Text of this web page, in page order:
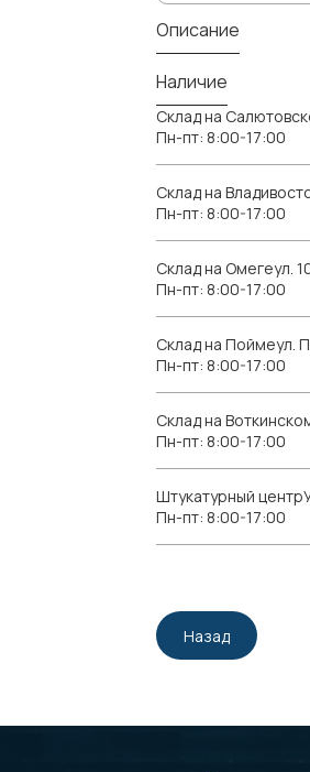
Описание
Наличие
Склад на
Пн-пт: 8:00-17:00
Склад на
Пн-пт: 8:00-17:00
Склад на Омегеул.
Пн-пт: 8:00-17:00
Склад на Поймеул.
Пн-пт: 8:00-17:00
Склад на
Пн-пт: 8:00-17:00
Штукатурный
Пн-пт: 8:00-17:00
Назад